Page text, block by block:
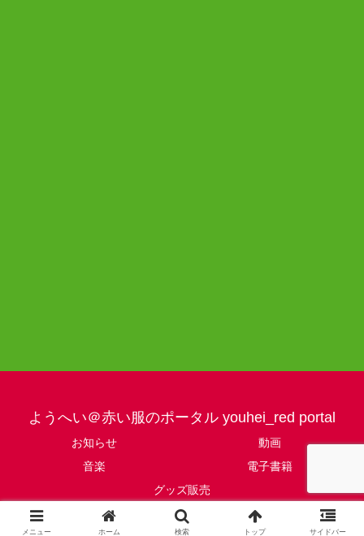
ようへい＠赤い服のポータル youhei_red portal
お知らせ
動画
音楽
電子書籍
グッズ販売
© ようへい＠赤い服のポータル youhei_red portal.
メニュー ホーム 検索 トップ サイドバー